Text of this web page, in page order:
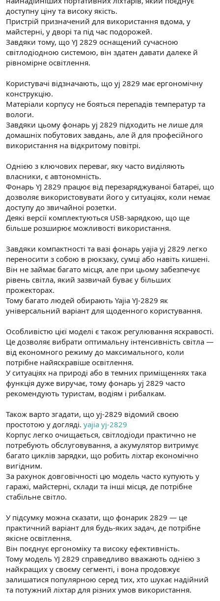
n
i
доступну ціну та високу якість.
Пристрій призначений для використання вдома, у
майстерні, у дворі та під час подорожей.
Завдяки тому, що YJ 2829 оснащений сучасною
світлодіодною системою, він здатен давати далеке й
рівномірне освітлення.
Користувачі відзначають, що yj 2829 має ергономічну
конструкцію.
Матеріали корпусу не бояться перепадів температур та
вологи.
Завдяки цьому фонарь yj 2829 підходить не лише для
домашніх побутових завдань, але й для професійного
використання на відкритому повітрі.
Однією з ключових переваг, яку часто виділяють
власники, є автономність.
Фонарь YJ 2829 працює від перезаряджуваної батареї, що
дозволяє використовувати його у ситуаціях, коли немає
доступу до звичайної розетки.
Деякі версії комплектуються USB-зарядкою, що ще
більше розширює можливості використання.
Завдяки компактності та вазі фонарь yajia yj 2829 легко
переносити з собою в рюкзаку, сумці або навіть кишені.
Він не займає багато місця, але при цьому забезпечує
рівень світла, який зазвичай буває у більших
прожекторах.
Тому багато людей обирають Yajia YJ-2829 як
універсальний варіант для щоденного користування.
Особливістю цієї моделі є також регулювання яскравості.
Це дозволяє вибрати оптимальну інтенсивність світла —
від економного режиму до максимального, коли
потрібне найяскравіше освітлення.
У ситуаціях на природі або в темних приміщеннях така
функція дуже виручає, тому фонарь yj 2829 часто
рекомендують туристам, водіям і рибалкам.
Також варто згадати, що yj-2829 відомий своєю
простотою у догляді. yajia yj-2829
Корпус легко очищається, світлодіоди практично не
потребують обслуговування, а акумулятор витримує
багато циклів зарядки, що робить ліхтар економічно
вигідним.
За рахунок довговічності цю модель часто купують у
гаражі, майстерні, склади та інші місця, де потрібне
стабільне світло.
У підсумку можна сказати, що фонарик 2829 — це
практичний варіант для будь-яких задач, де потрібне
якісне освітлення.
Він поєднує ергономіку та високу ефективність.
Тому модель YJ 2829 справедливо вважають однією з
найкращих у своєму сегменті, і вона продовжує
залишатися популярною серед тих, хто шукає надійний
та потужний ліхтар для різних умов використання.